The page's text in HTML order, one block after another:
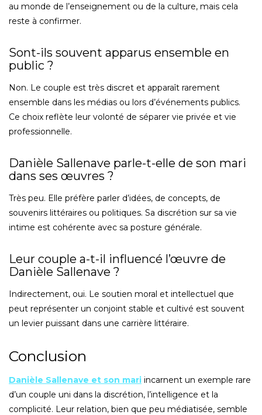
au monde de l’enseignement ou de la culture, mais cela
reste à confirmer.
Sont-ils souvent apparus ensemble en
public ?
Non. Le couple est très discret et apparaît rarement
ensemble dans les médias ou lors d’événements publics.
Ce choix reflète leur volonté de séparer vie privée et vie
professionnelle.
Danièle Sallenave parle-t-elle de son mari
dans ses œuvres ?
Très peu. Elle préfère parler d’idées, de concepts, de
souvenirs littéraires ou politiques. Sa discrétion sur sa vie
intime est cohérente avec sa posture générale.
Leur couple a-t-il influencé l’œuvre de
Danièle Sallenave ?
Indirectement, oui. Le soutien moral et intellectuel que
peut représenter un conjoint stable et cultivé est souvent
un levier puissant dans une carrière littéraire.
Conclusion
Danièle Sallenave et son mari incarnent un exemple rare
d’un couple uni dans la discrétion, l’intelligence et la
complicité. Leur relation, bien que peu médiatisée, semble